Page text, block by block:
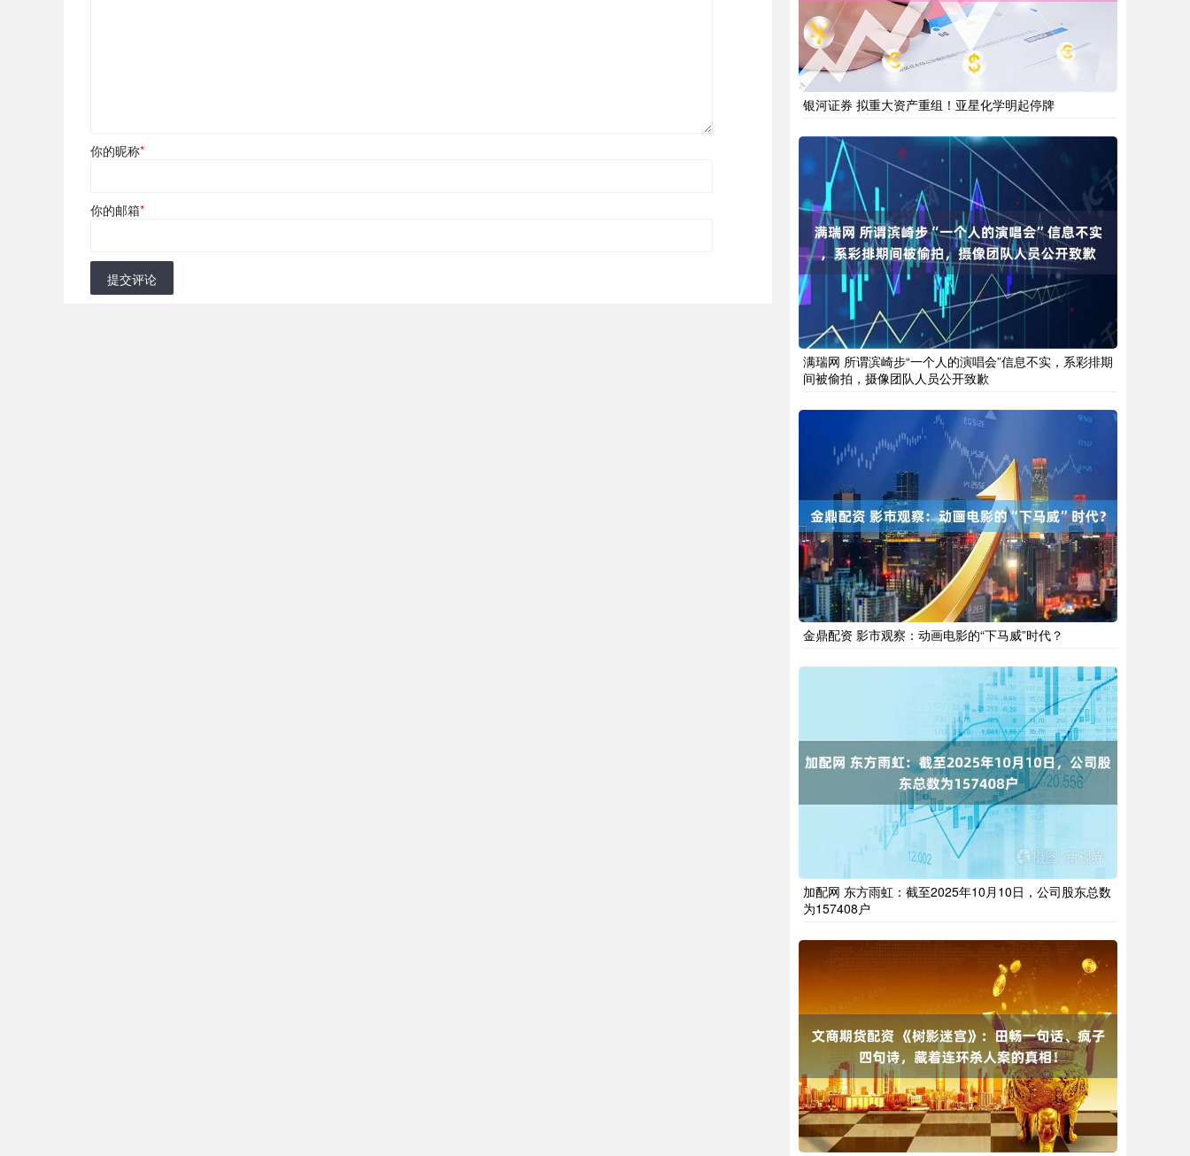
你的昵称*
你的邮箱*
提交评论
银河证券 拟重大资产重组！亚星化学明起停牌
满瑞网 所谓滨崎步“一个人的演唱会”信息不实，系彩排期
间被偷拍，摄像团队人员公开致歉
金鼎配资 影市观察：动画电影的“下马威”时代？
加配网 东方雨虹：截至2025年10月10日，公司股东总数
为157408户